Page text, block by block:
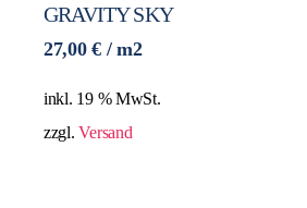
GRAVITY SKY
27,00€ / m2
inkl. 19 % MwSt.
zzgl.Versand